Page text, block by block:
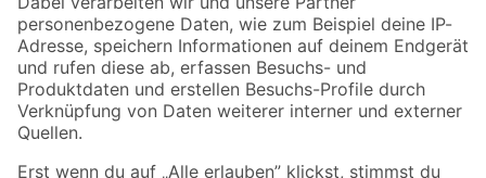
Zahlungsarten Versandarten
Sicher einkaufen